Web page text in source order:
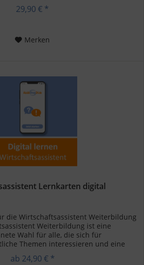
29,90 € *
Merken
Lernkarten digital
die Wirtschaftsassistent Weiterbildung
Weiterbildung ist eine
Wahl für alle, die sich für
Themen interessieren und eine
kaufmännische...
ab 24,90 € *